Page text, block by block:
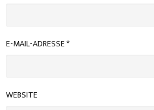
E-MAIL-ADRESSE*
WEBSITE